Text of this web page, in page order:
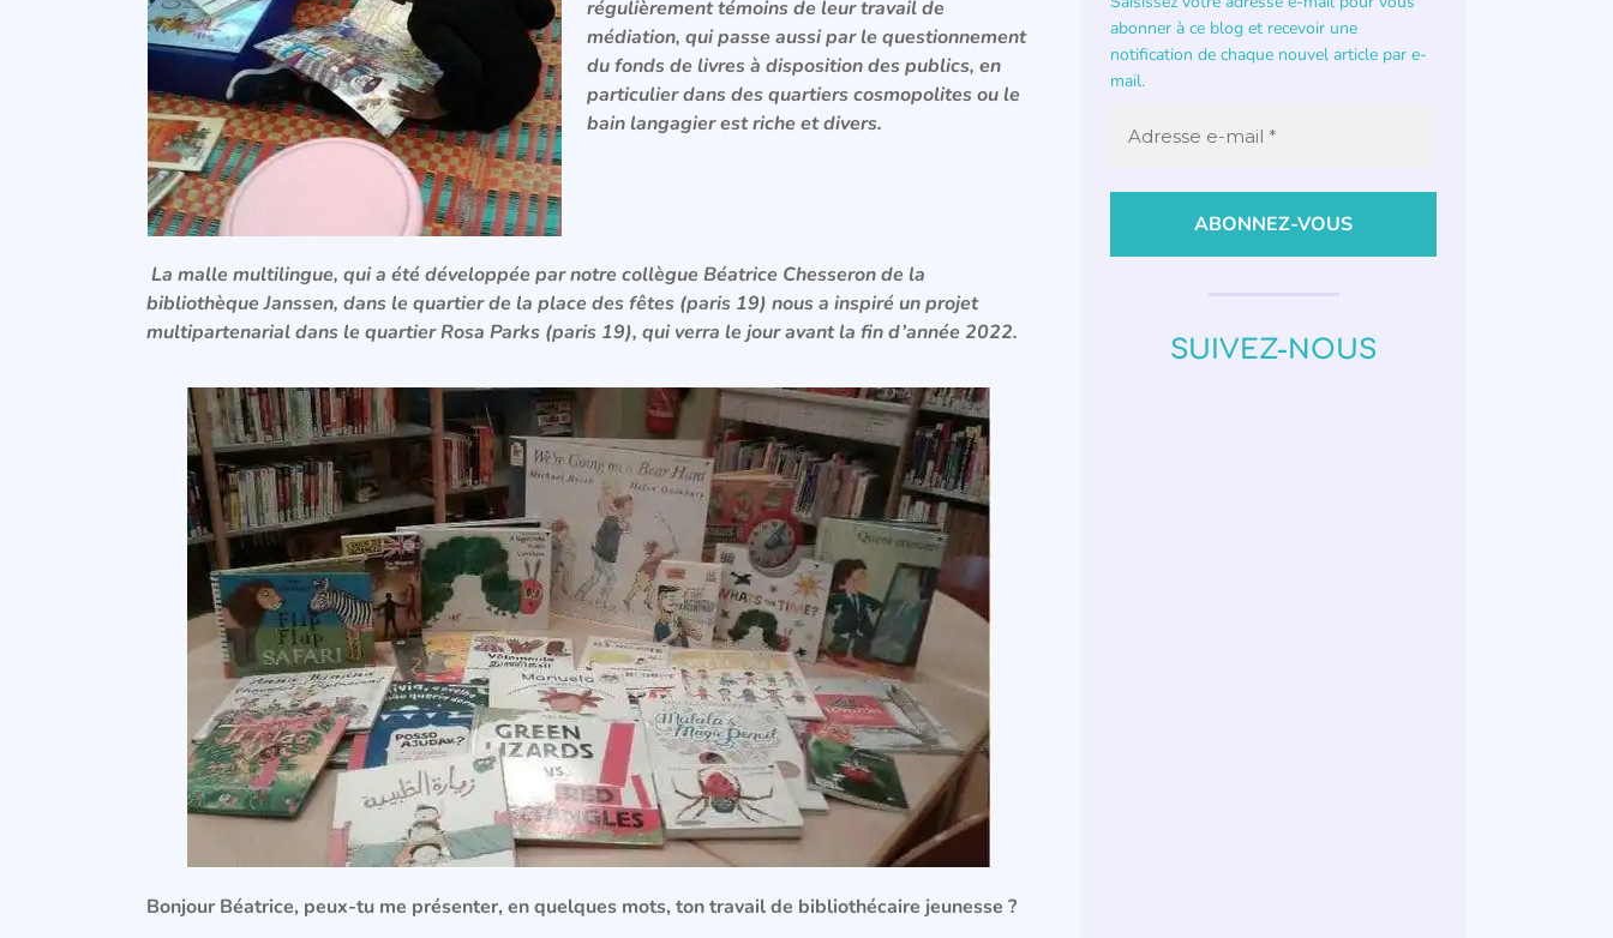
régulièrement témoins de leur travail de
médiation, qui passe aussi par le questionnement
du fonds de livres à disposition des publics, en
particulier dans des quartiers cosmopolites ou le
bain langagier est riche et divers.
La malle multilingue, qui a été développée par notre collègue Béatrice Chesseron de la
bibliothèque Janssen, dans le quartier de la place des fêtes (paris 19) nous a inspiré un projet
multipartenarial dans le quartier Rosa Parks (paris 19), qui verra le jour avant la fin d’année 2022.
Bonjour Béatrice, peux-tu me présenter, en quelques mots, ton travail de bibliothécaire jeunesse ?
abonner à ce blog et recevoir une
notification de chaque nouvel article par e-
mail.
SUIVEZ-NOUS